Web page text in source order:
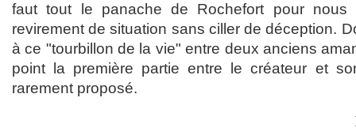
faut tout le panache de Rochefort pour nous
revirement de situation sans ciller de déception.
à ce "tourbillon de la vie" entre deux anciens
point la première partie entre le créateur et
rarement proposé.